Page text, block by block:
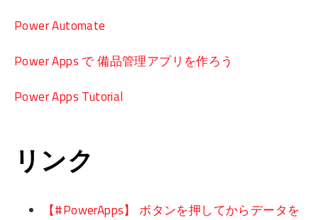
Power Automate
Power Apps で 備品管理アプリを作ろう
Power Apps Tutorial
リンク
【#PowerApps】 ボタンを押してからデータを